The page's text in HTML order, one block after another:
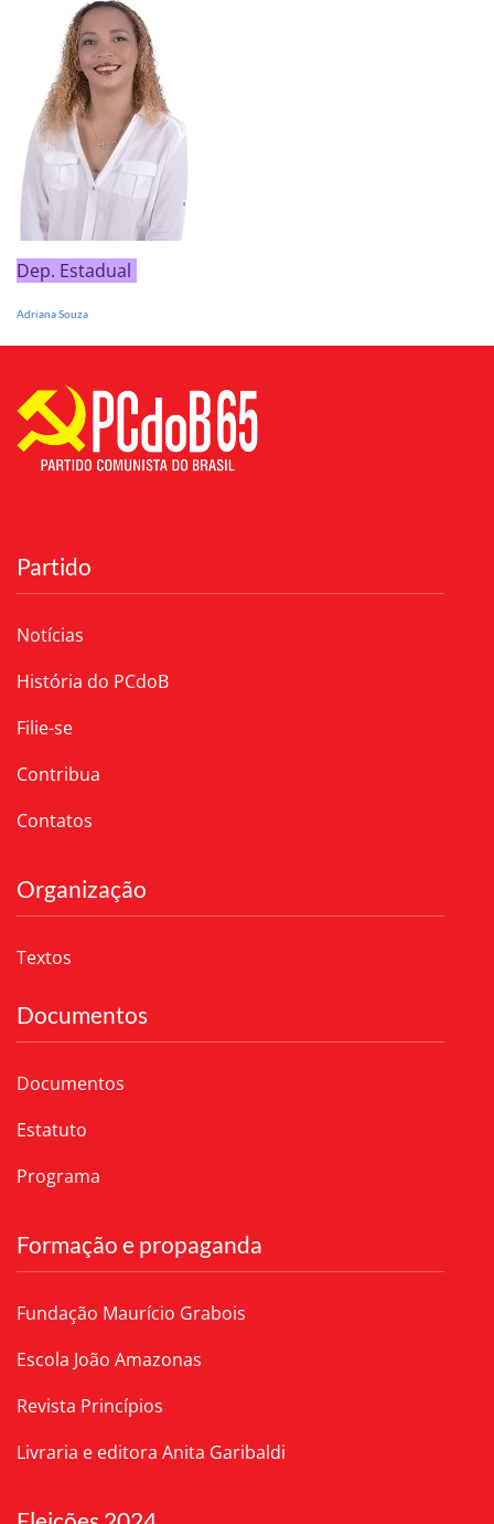
Dep. Estadual
Adriana Souza
Partido
Notícias
História do PCdoB
Filie-se
Contribua
Contatos
Organização
Textos
Documentos
Documentos
Estatuto
Programa
Formação e propaganda
Fundação Maurício Grabois
Escola João Amazonas
Revista Princípios
Livraria e editora Anita Garibaldi